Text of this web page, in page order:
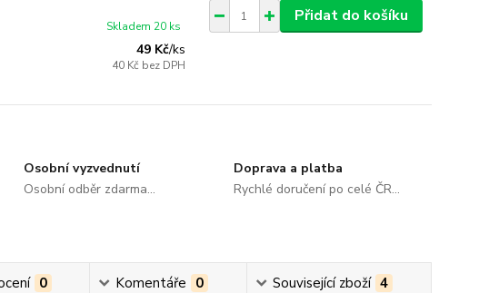
49 Kč/ks
40 Kč bez DPH
Skladem 20 ks
Přidat do košíku
Osobní vyzvednutí
Osobní odběr zdarma...
Doprava a platba
Rychlé doručení po celé ČR...
0 Komentáře 0 Související zboží 4